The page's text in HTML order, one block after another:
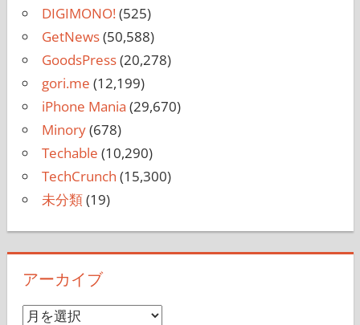
DIGIMONO!(525)
GetNews(50,588)
GoodsPress(20,278)
gori.me (12,199)
iPhone Mania (29,670)
Minory(678)
Techable (10,290)
TechCrunch (15,300)
未分類(19)
アーカイブ
ア